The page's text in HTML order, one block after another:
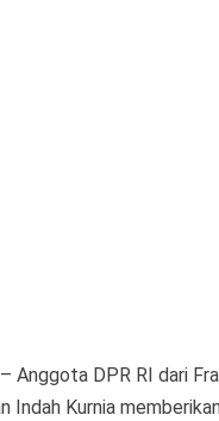
Anggota DPR RI dari
Indah Kurnia